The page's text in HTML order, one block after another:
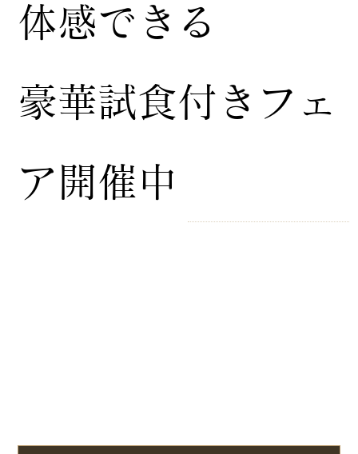
体感できる
豪華試食付きフェ
ア開催中